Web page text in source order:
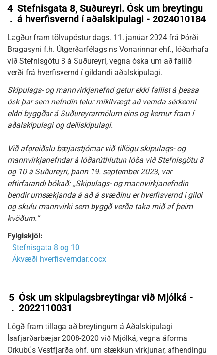
4
.
Stefnisgata 8, Suðureyri. Ósk um breytingu
á hverfisvernd í aðalskipulagi - 2024010184
Lagður fram tölvupóstur dags. 11. janúar 2024 frá Þórði
Bragasyni f.h. Útgerðarfélagsins Vonarinnar ehf., lóðarhafa
við Stefnisgötu 8 á Suðureyri, vegna óska um að fallið
verði frá hverfisvernd í gildandi aðalskipulagi.
Skipulags- og mannvirkjanefnd getur ekki fallist á þessa
ósk þar sem nefndin telur mikilvægt að vernda sérkenni
eldri byggðar á Suðureyrarmölum eins og kemur fram í
aðalskipulagi og deiliskipulagi.
Við afgreiðslu bæjarstjórnar við tillögu skipulags- og
mannvirkjanefndar á lóðarúthlutun lóða við Stefnisgötu 8
og 10 á Suðureyri, þann 19. september 2023, var
eftirfarandi bókað: „Skipulags- og mannvirkjanefndin
bendir umsækjanda á að á svæðinu er hverfisvernd í gildi
og skulu mannvirki sem byggð verða taka mið af þeim
kvöðum.“
Fylgiskjöl:
Stefnisgata 8 og 10
Ákvæði hverfisverndar.docx
5
.
Ósk um skipulagsbreytingar við Mjólká -
2022110031
Lögð fram tillaga að breytingum á Aðalskipulagi
Ísafjarðarbæjar 2008-2020 við Mjólká, vegna áforma
Orkubús Vestfjarða ohf. um stækkun virkjunar, afhendingu